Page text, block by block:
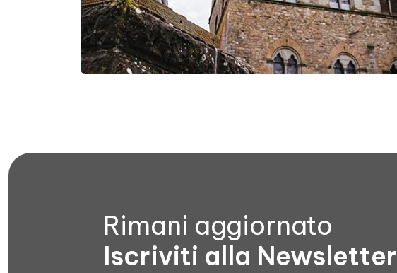
Rimani aggiornato
Iscriviti alla Newsletter